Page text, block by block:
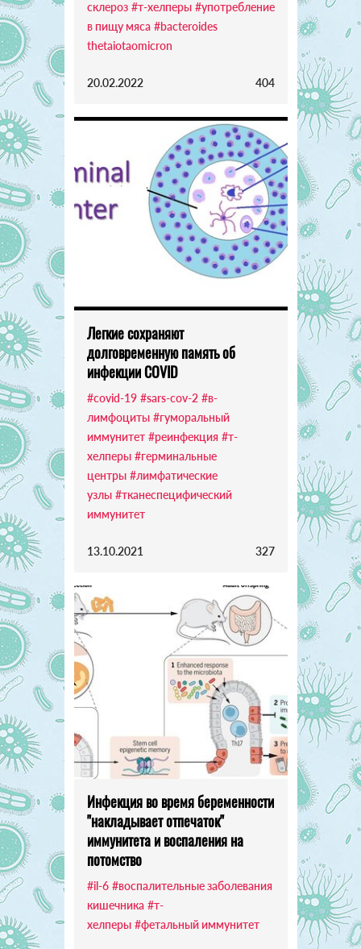
склероз #т-хелперы #употребление
в пищу мяса #bacteroides
thetaiotaomicron
20.02.2022 404
Легкие сохраняют
долговременную память об
инфекции COVID
#covid-19 #sars-cov-2 #в-
лимфоциты #гуморальный
иммунитет #реинфекция #т-
хелперы #герминальные
центры #лимфатические
узлы #тканеспецифический
иммунитет
13.10.2021 327
Инфекция во время беременности
"накладывает отпечаток"
иммунитета и воспаления на
потомство
#il-6 #воспалительные заболевания
кишечника #т-
хелперы #фетальный иммунитет